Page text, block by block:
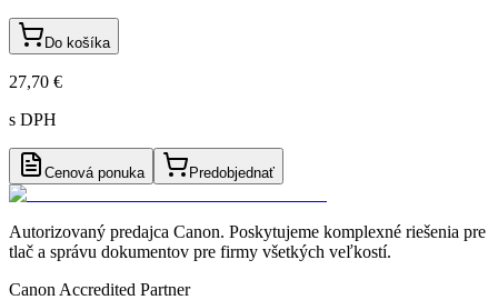
Do košíka
27,70 €
s DPH
Cenová ponuka Predobjednať
Autorizovaný predajca Canon. Poskytujeme komplexné riešenia pre
tlač a správu dokumentov pre firmy všetkých veľkostí.
Canon Accredited Partner